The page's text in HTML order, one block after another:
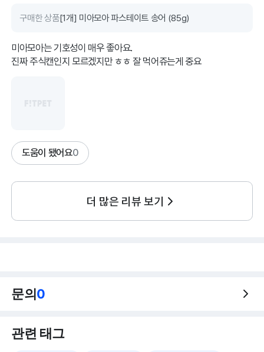
구매한 상품[1개] 미아모아 파스테이트 송어 (85g)
미아모아는 기호성이 매우 좋아요.
진짜 주식캔인지 모르겠지만 ㅎㅎ 잘 먹어쥬는게 중요
도움이 됐어요0
더 많은 리뷰 보기
문의0
관련 태그